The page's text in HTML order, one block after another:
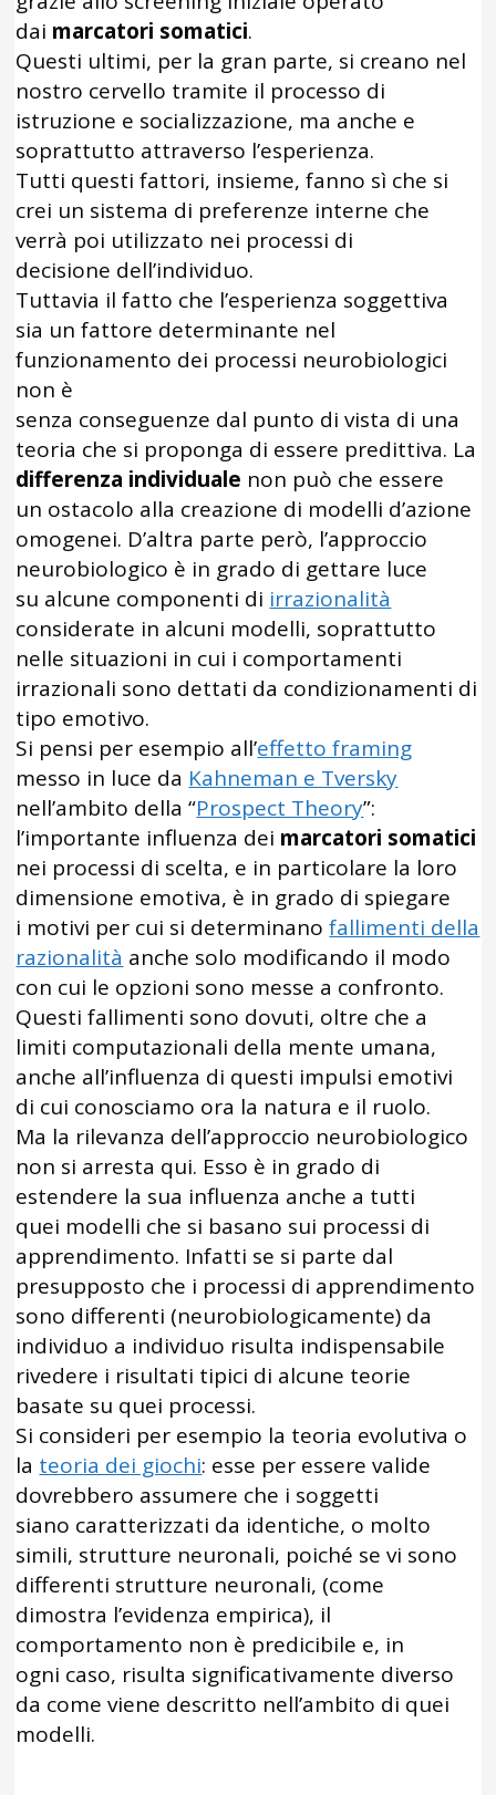
dai marcatori somatici.
Questi ultimi, per la gran parte, si creano nel
nostro cervello tramite il processo di
istruzione e socializzazione, ma anche e
soprattutto attraverso l’esperienza.
Tutti questi fattori, insieme, fanno sì che si
crei un sistema di preferenze interne che
verrà poi utilizzato nei processi di
decisione dell’individuo.
Tuttavia il fatto che l’esperienza soggettiva
sia un fattore determinante nel
funzionamento dei processi neurobiologici
non è
senza conseguenze dal punto di vista di una
teoria che si proponga di essere predittiva. La
differenza individuale non può che essere
un ostacolo alla creazione di modelli d’azione
omogenei. D’altra parte però, l’approccio
neurobiologico è in grado di gettare luce
su alcune componenti di irrazionalità
considerate in alcuni modelli, soprattutto
nelle situazioni in cui i comportamenti
irrazionali sono dettati da condizionamenti di
tipo emotivo.
Si pensi per esempio all’effetto framing
messo in luce da Kahneman e Tversky
nell’ambito della “Prospect Theory”:
l’importante influenza dei marcatori somatici
nei processi di scelta, e in particolare la loro
dimensione emotiva, è in grado di spiegare
i motivi per cui si determinanofallimenti della
razionalità anche solo modificando il modo
con cui le opzioni sono messe a confronto.
Questi fallimenti sono dovuti, oltre che a
limiti computazionali della mente umana,
anche all’influenza di questi impulsi emotivi
di cui conosciamo ora la natura e il ruolo.
Ma la rilevanza dell’approccio neurobiologico
non si arresta qui. Esso è in grado di
estendere la sua influenza anche a tutti
quei modelli che si basano sui processi di
apprendimento. Infatti se si parte dal
presupposto che i processi di apprendimento
sono differenti (neurobiologicamente) da
individuo a individuo risulta indispensabile
rivedere i risultati tipici di alcune teorie
basate su quei processi.
Si consideri per esempio la teoria evolutiva o
la teoria dei giochi: esse per essere valide
dovrebbero assumere che i soggetti
siano caratterizzati da identiche, o molto
simili, strutture neuronali, poiché se vi sono
differenti strutture neuronali, (come
dimostra l’evidenza empirica), il
comportamento non è predicibile e, in
ogni caso, risulta significativamente diverso
da come viene descritto nell’ambito di quei
modelli.